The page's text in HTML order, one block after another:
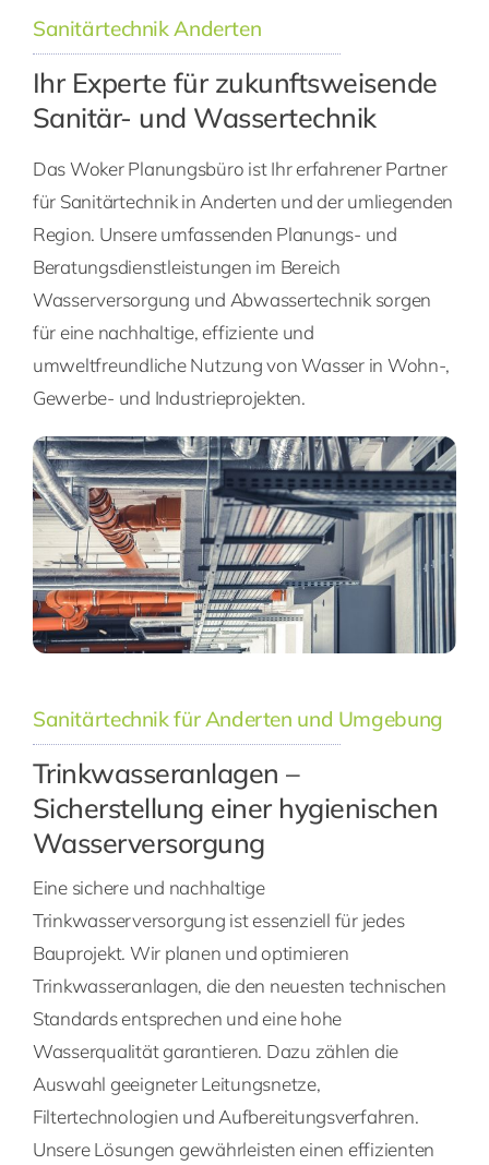
Sanitärtechnik Anderten
Ihr Experte für zukunftsweisende
Sanitär- und Wassertechnik
Das Woker Planungsbüro ist Ihr erfahrener Partner
für Sanitärtechnik in Anderten und der umliegenden
Region. Unsere umfassenden Planungs- und
Beratungsdienstleistungen im Bereich
Wasserversorgung und Abwassertechnik sorgen
für eine nachhaltige, effiziente und
umweltfreundliche Nutzung von Wasser in Wohn-,
Gewerbe- und Industrieprojekten.
Sanitärtechnik für Anderten und Umgebung
Trinkwasseranlagen –
Sicherstellung einer hygienischen
Wasserversorgung
Eine sichere und nachhaltige
Trinkwasserversorgung ist essenziell für jedes
Bauprojekt. Wir planen und optimieren
Trinkwasseranlagen, die den neuesten technischen
Standards entsprechen und eine hohe
Wasserqualität garantieren. Dazu zählen die
Auswahl geeigneter Leitungsnetze,
Filtertechnologien und Aufbereitungsverfahren.
Unsere Lösungen gewährleisten einen effizienten